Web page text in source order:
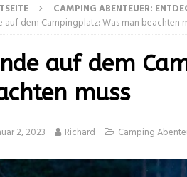
CAMPING ABENTEUER:
auf dem Campingplatz: Was man beachten
auf dem
muss
2, 2023 Richard Camping